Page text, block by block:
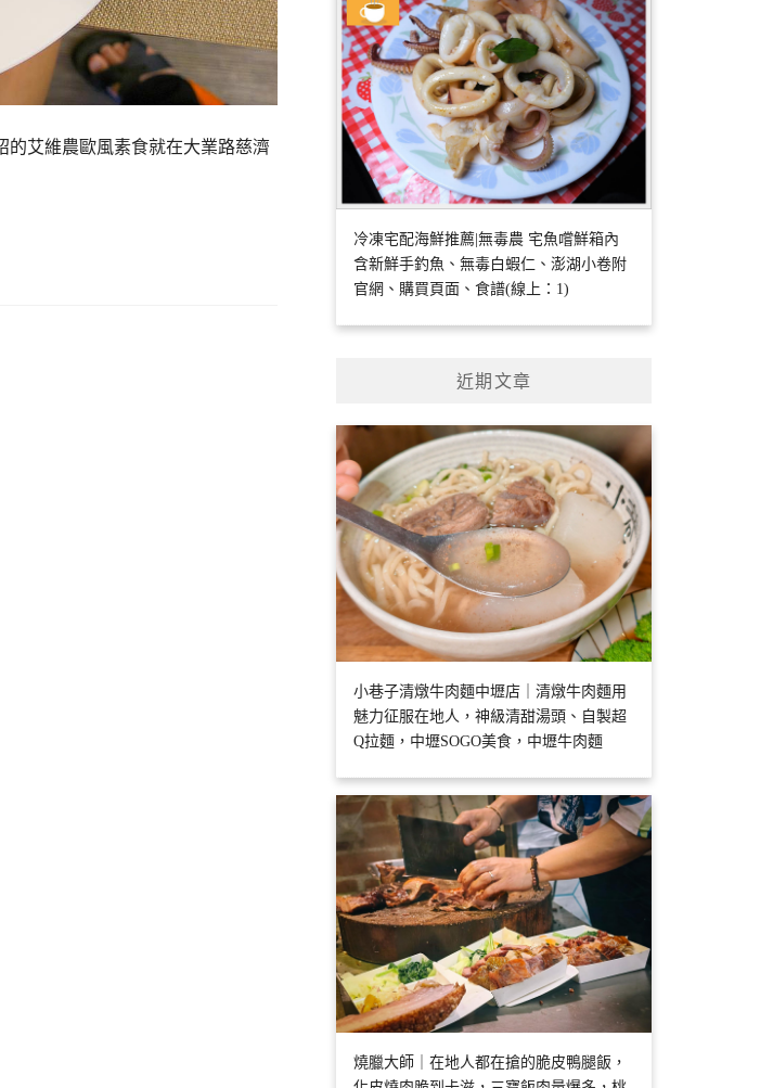
的艾維農歐風素食就在大業路慈濟
冷凍宅配海鮮推薦|無毒農 宅魚嚐鮮箱內
含新鮮手釣魚、無毒白蝦仁、澎湖小卷附
官網、購買頁面、食譜(線上：1)
近期文章
小巷子清燉牛肉麵中壢店｜清燉牛肉麵用
魅力征服在地人，神級清甜湯頭、自製超
Q拉麵，中壢SOGO美食，中壢牛肉麵
燒臘大師｜在地人都在搶的脆皮鴨腿飯，